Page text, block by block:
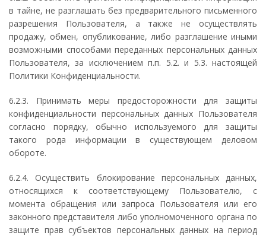
в тайне, не разглашать без предварительного письменного
разрешения Пользователя, а также не осуществлять
продажу, обмен, опубликование, либо разглашение иными
возможными способами переданных персональных данных
Пользователя, за исключением п.п. 5.2. и 5.3. настоящей
Политики Конфиденциальности.
6.2.3. Принимать меры предосторожности для защиты
конфиденциальности персональных данных Пользователя
согласно порядку, обычно используемого для защиты
такого рода информации в существующем деловом
обороте.
6.2.4. Осуществить блокирование персональных данных,
относящихся к соответствующему Пользователю, с
момента обращения или запроса Пользователя или его
законного представителя либо уполномоченного органа по
защите прав субъектов персональных данных на период